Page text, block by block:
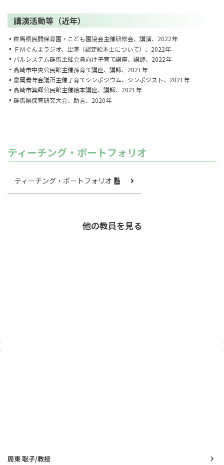
講演活動等（近年）
群馬県民間保育園・こども園協会主催研修会、講演、2022年
ＦＭぐんまラジオ、出演（認定絵本士について）、2022年
パルシステム群馬主催会員向け子育て講座、講師、2022年
高崎市中央公民館主催孫育て講座、講師、2021年
富岡青年会議所主催子育てシンポジウム、シンポジスト、2021年
高崎市箕郷公民館主催絵本講座、講師、2021年
群馬県保育研究大会、助言、2020年
ティーチング・ポートフォリオ
ティーチング・ポートフォリオ
他の教員を見る
周東 聡子/教授